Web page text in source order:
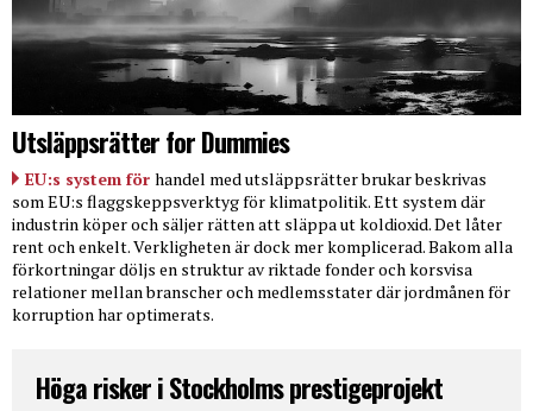
Utsläppsrätter for Dummies
EU:s system för handel med utsläppsrätter brukar beskrivas
som EU:s flaggskeppsverktyg för klimatpolitik. Ett system där
industrin köper och säljer rätten att släppa ut koldioxid. Det låter
rent och enkelt. Verkligheten är dock mer komplicerad. Bakom alla
förkortningar döljs en struktur av riktade fonder och korsvisa
relationer mellan branscher och medlemsstater där jordmånen för
korruption har optimerats.
Höga risker i Stockholms prestigeprojekt